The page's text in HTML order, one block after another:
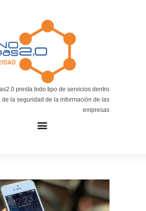
presta todo tipo de servicios dentro
de la seguridad de la información de las
empresas
TECNOIDEAS
Noticias tecnológicas.